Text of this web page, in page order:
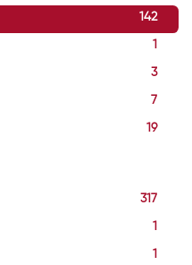
142
1
3
7
19
317
1
1